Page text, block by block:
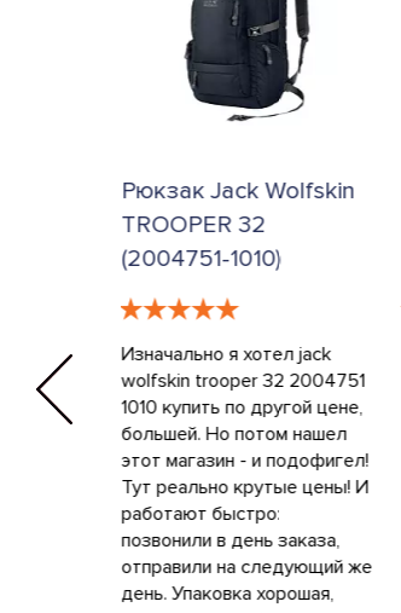
без
Рюкзак Jack Wolfskin
TROOPER 32
(2004751-1010)
Изначально я хотел jack
wolfskin trooper 32 2004751
1010 купить по другой цене,
большей. Но потом нашел
этот магазин - и подофигел!
Тут реально крутые цены! И
работают быстро:
позвонили в день заказа,
отправили на следующий же
день. Упаковка хорошая,